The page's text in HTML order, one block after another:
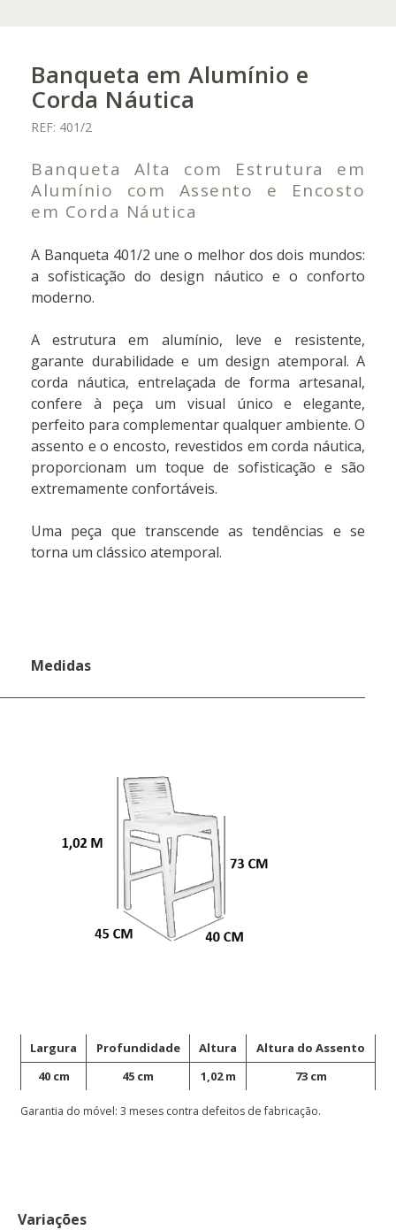
Banqueta em Alumínio e
Corda Náutica
REF: 401/2
Banqueta Alta com Estrutura em
Alumínio com Assento e Encosto
em Corda Náutica
A Banqueta 401/2 une o melhor dos dois mundos:
a sofisticação do design náutico e o conforto
moderno.
A estrutura em alumínio, leve e resistente,
garante durabilidade e um design atemporal. A
corda náutica, entrelaçada de forma artesanal,
confere à peça um visual único e elegante,
perfeito para complementar qualquer ambiente. O
assento e o encosto, revestidos em corda náutica,
proporcionam um toque de sofisticação e são
extremamente confortáveis.
Uma peça que transcende as tendências e se
torna um clássico atemporal.
Medidas
Largura Profundidade Altura
Altura do Assento
40 cm
45 cm 1,02 m 73 cm
Garantia do móvel: 3 meses contra defeitos de fabricação.
Variações